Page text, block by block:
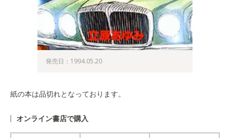
発売日：1994.05.20
紙の本は品切れとなっております。
オンライン書店で購入